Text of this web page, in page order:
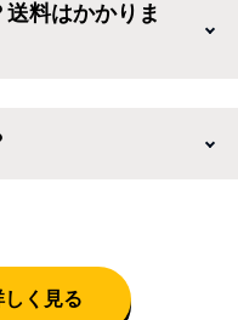
から、季節・空調家
幅広く中古家電を取り
料はかかりま
を選択いただくこと
をさせて頂きます。
しく見る